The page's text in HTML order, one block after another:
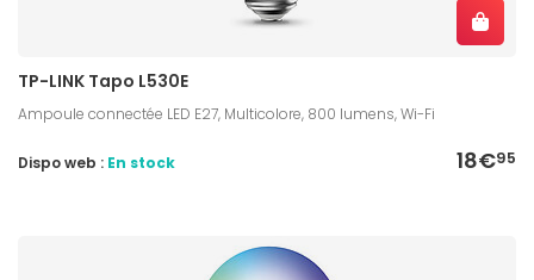
TP-LINK Tapo L530E
Ampoule connectée LED E27, Multicolore, 800 lumens, Wi-Fi
18€95
Dispo web : En stock